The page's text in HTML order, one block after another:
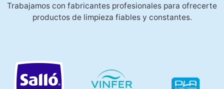
Trabajamos con fabricantes profesionales para ofrecerte
productos de limpieza fiables y constantes.